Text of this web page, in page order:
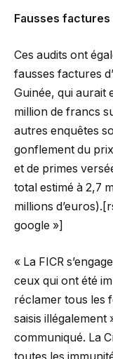
Fausses
Ces audits ont
fausses factures
Guinée, qui aurait
million de francs
autres enquêtes
gonflement du
et de primes
total estimé à 2,7
millions
google »]
« La FICR
ceux qui ont été
réclamer tous les
saisis illégalement
communiqué. La
toutes les